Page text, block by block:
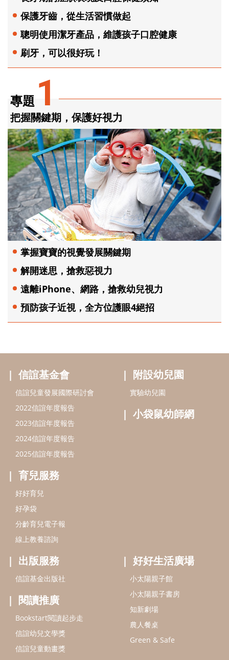
專題 1
把握關鍵期，保護好視力
掌握寶寶的視覺發展關鍵期
解開迷思，搶救惡視力
遠離iPhone、網路，搶救幼兒視力
預防孩子近視，全方位護眼4絕招
保護牙齒，從生活習慣做起
聰明使用潔牙產品，維護孩子口腔健康
刷牙，可以很好玩！
信誼基金會
信誼兒童發展國際研討會
2022信誼年度報告
2023信誼年度報告
2024信誼年度報告
2025信誼年度報告
育兒服務
好好育兒
好孕袋
分齡育兒電子報
線上教養諮詢
附設幼兒園
實驗幼兒園
小袋鼠幼師網
出版服務
信誼基金出版社
閱讀推廣
Bookstart閱讀起步走
信誼幼兒文學獎
信誼兒童動畫獎
好好生活廣場
小太陽親子館
小太陽親子書房
知新劇場
農人餐桌
Green & Safe